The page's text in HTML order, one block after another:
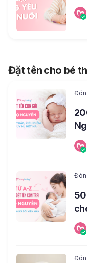
Đặt tên cho bé
Đón
Đón
Đón